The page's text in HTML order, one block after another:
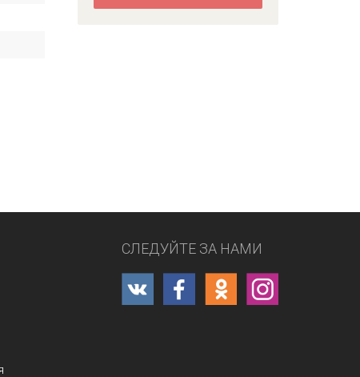
СЛЕДУЙТЕ ЗА НАМИ